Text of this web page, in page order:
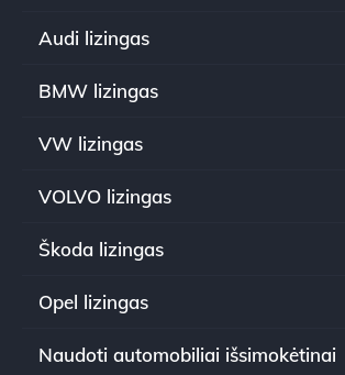
Audi lizingas
BMW lizingas
VW lizingas
VOLVO lizingas
Škoda lizingas
Opel lizingas
Naudoti automobiliai išsimokėtinai